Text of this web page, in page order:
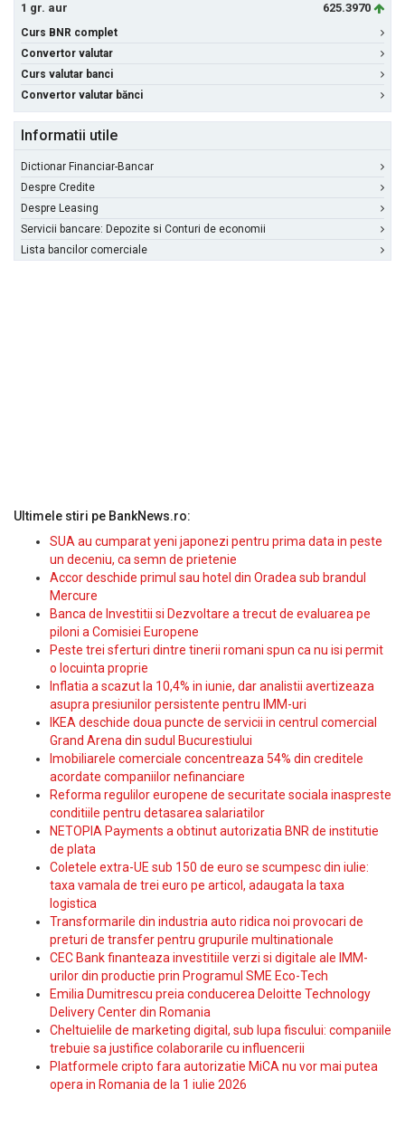
1 gr. aur
625.3970
Curs BNR complet
Convertor valutar
Curs valutar banci
Convertor valutar bănci
Informatii utile
Dictionar Financiar-Bancar
Despre Credite
Despre Leasing
Servicii bancare: Depozite si Conturi de economii
Lista bancilor comerciale
Ultimele stiri pe BankNews.ro:
SUA au cumparat yeni japonezi pentru prima data in peste
un deceniu, ca semn de prietenie
Accor deschide primul sau hotel din Oradea sub brandul
Mercure
Banca de Investitii si Dezvoltare a trecut de evaluarea pe
piloni a Comisiei Europene
Peste trei sferturi dintre tinerii romani spun ca nu isi permit
o locuinta proprie
Inflatia a scazut la 10,4% in iunie, dar analistii avertizeaza
asupra presiunilor persistente pentru IMM-uri
IKEA deschide doua puncte de servicii in centrul comercial
Grand Arena din sudul Bucurestiului
Imobiliarele comerciale concentreaza 54% din creditele
acordate companiilor nefinanciare
Reforma regulilor europene de securitate sociala inaspreste
conditiile pentru detasarea salariatilor
NETOPIA Payments a obtinut autorizatia BNR de institutie
de plata
Coletele extra-UE sub 150 de euro se scumpesc din iulie:
taxa vamala de trei euro pe articol, adaugata la taxa
logistica
Transformarile din industria auto ridica noi provocari de
preturi de transfer pentru grupurile multinationale
CEC Bank finanteaza investitiile verzi si digitale ale IMM-
urilor din productie prin Programul SME Eco-Tech
Emilia Dumitrescu preia conducerea Deloitte Technology
Delivery Center din Romania
Cheltuielile de marketing digital, sub lupa fiscului: companiile
trebuie sa justifice colaborarile cu influencerii
Platformele cripto fara autorizatie MiCA nu vor mai putea
opera in Romania de la 1 iulie 2026